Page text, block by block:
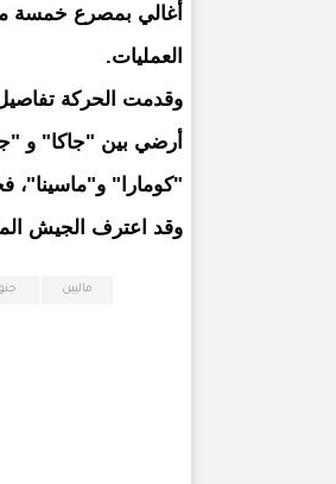
أغالي بمصرع خمسة
العمليات.
وقدمت الحركة
أرضي بين "جاكا" و
"كومارا" و"ماسينا"،
وقد اعترف الجيش
ماليين